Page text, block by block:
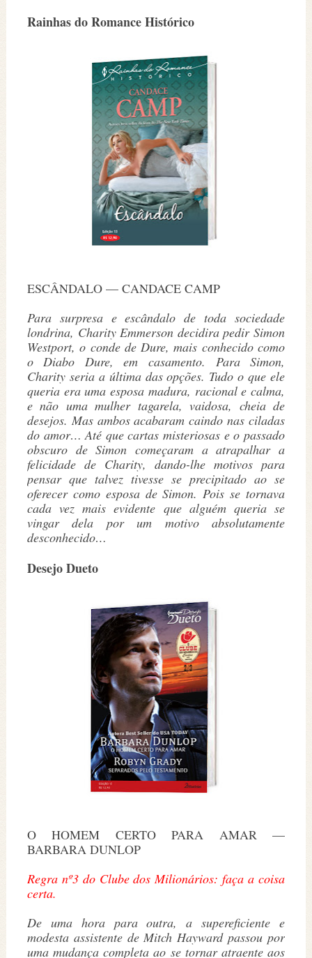
Rainhas do Romance Histórico
ESCÂNDALO — CANDACE CAMP
Para surpresa e escândalo de toda sociedade
londrina, Charity Emmerson decidira pedir Simon
Westport, o conde de Dure, mais conhecido como
o Diabo Dure, em casamento. Para Simon,
Charity seria a última das opções. Tudo o que ele
queria era uma esposa madura, racional e calma,
e não uma mulher tagarela, vaidosa, cheia de
desejos. Mas ambos acabaram caindo nas ciladas
do amor… Até que cartas misteriosas e o passado
obscuro de Simon começaram a atrapalhar a
felicidade de Charity, dando-lhe motivos para
pensar que talvez tivesse se precipitado ao se
oferecer como esposa de Simon. Pois se tornava
cada vez mais evidente que alguém queria se
vingar dela por um motivo absolutamente
desconhecido…
Desejo Dueto
O HOMEM CERTO PARA AMAR —
BARBARA DUNLOP
Regra nº3 do Clube dos Milionários: faça a coisa
certa.
De uma hora para outra, a supereficiente e
modesta assistente de Mitch Hayward passou por
uma mudança completa ao se tornar atraente aos